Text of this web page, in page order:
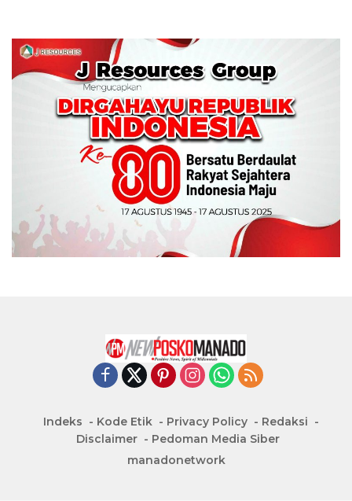
Indeks Kode Etik Privacy Policy
Redaksi
Disclaimer
Pedoman Media Siber
manadonetwork